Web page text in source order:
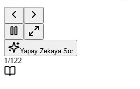
Yapay Zekaya Sor
1/122